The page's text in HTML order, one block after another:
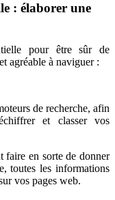
: élaborer une
pour être sûr de
agréable à naviguer :
de recherche, afin
et classer vos
faire en sorte de donner
toutes les informations
vos pages web.